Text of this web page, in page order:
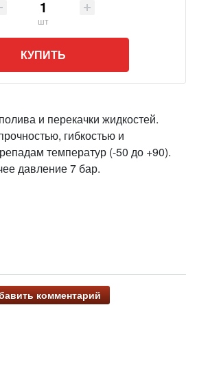
шт
КУПИТЬ
и перекачки жидкостей.
гибкостью и
температур (-50 до +90).
давление 7 бар.
комментарий